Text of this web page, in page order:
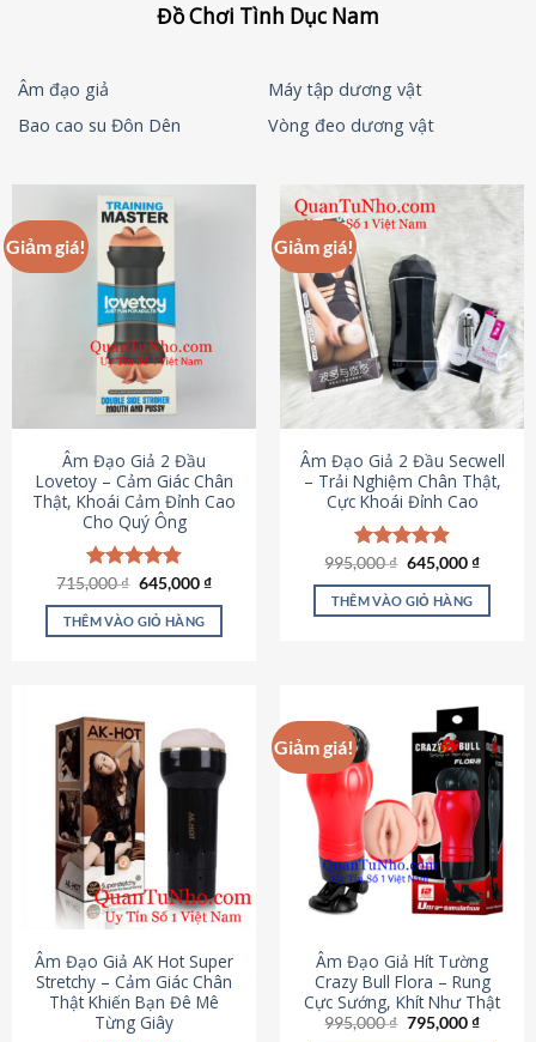
Đồ Chơi Tình Dục Nam
Âm đạo giả
Máy tập dương vật
Bao cao su Đôn Dên
Vòng đeo dương vật
Giảm giá!
Âm Đạo Giả 2 Đầu
Lovetoy – Cảm Giác Chân
Thật, Khoái Cảm Đỉnh Cao
Cho Quý Ông
Được xếp
hạng4.79
5 sao
715,000₫ Giá
là:
715,000 ₫.
645,000₫Giá
tại
THÊM VÀO GIỎ HÀNG
Giảm giá!
Âm Đạo Giả 2 Đầu Secwell
– Trải Nghiệm Chân Thật,
Cực Khoái Đỉnh Cao
Được xếp
hạng4.88
5 sao
995,000₫ Giá
là:
995,000 ₫.
645,000₫Giá
tại
THÊM VÀO GIỎ HÀNG
Âm Đạo Giả AK Hot Super
Stretchy – Cảm Giác Chân
Thật Khiến Bạn Đê Mê
Từng Giây
Giảm giá!
Âm Đạo Giả Hít Tường
Crazy Bull Flora – Rung
Cực Sướng, Khít Như Thật
995,000₫ Giá
795,000₫Giá